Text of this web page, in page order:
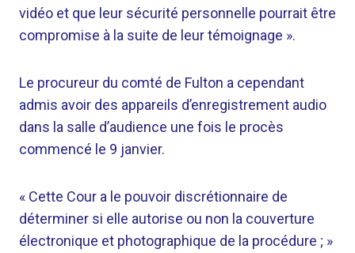
vidéo et que leur sécurité personnelle pourrait être
compromise à la suite de leur témoignage ».
Le procureur du comté de Fulton a cependant
admis avoir des appareils d’enregistrement audio
dans la salle d’audience une fois le procès
commencé le 9 janvier.
« Cette Cour a le pouvoir discrétionnaire de
déterminer si elle autorise ou non la couverture
électronique et photographique de la procédure ; »